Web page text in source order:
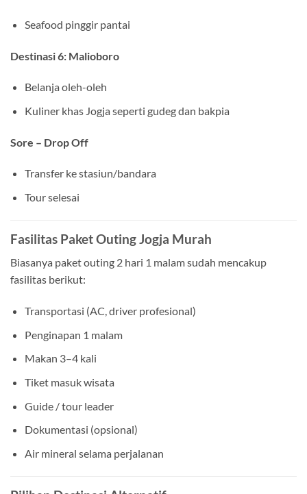
Seafood pinggir pantai
Destinasi 6: Malioboro
Belanja oleh-oleh
Kuliner khas Jogja seperti gudeg dan bakpia
Sore – Drop Off
Transfer ke stasiun/bandara
Tour selesai
Fasilitas Paket Outing Jogja Murah
Biasanya paket outing 2 hari 1 malam sudah mencakup
fasilitas berikut:
Transportasi (AC, driver profesional)
Penginapan 1 malam
Makan 3–4 kali
Tiket masuk wisata
Guide / tour leader
Dokumentasi (opsional)
Air mineral selama perjalanan